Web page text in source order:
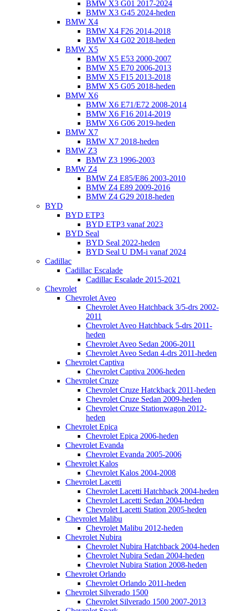
BMW X3 G01 2017-2024
BMW X3 G45 2024-heden
BMW X4
BMW X4 F26 2014-2018
BMW X4 G02 2018-heden
BMW X5
BMW X5 E53 2000-2007
BMW X5 E70 2006-2013
BMW X5 F15 2013-2018
BMW X5 G05 2018-heden
BMW X6
BMW X6 E71/E72 2008-2014
BMW X6 F16 2014-2019
BMW X6 G06 2019-heden
BMW X7
BMW X7 2018-heden
BMW Z3
BMW Z3 1996-2003
BMW Z4
BMW Z4 E85/E86 2003-2010
BMW Z4 E89 2009-2016
BMW Z4 G29 2018-heden
BYD
BYD ETP3
BYD ETP3 vanaf 2023
BYD Seal
BYD Seal 2022-heden
BYD Seal U DM-i vanaf 2024
Cadillac
Cadillac Escalade
Cadillac Escalade 2015-2021
Chevrolet
Chevrolet Aveo
Chevrolet Aveo Hatchback 3/5-drs 2002-
2011
Chevrolet Aveo Hatchback 5-drs 2011-
heden
Chevrolet Aveo Sedan 2006-2011
Chevrolet Aveo Sedan 4-drs 2011-heden
Chevrolet Captiva
Chevrolet Captiva 2006-heden
Chevrolet Cruze
Chevrolet Cruze Hatckback 2011-heden
Chevrolet Cruze Sedan 2009-heden
Chevrolet Cruze Stationwagon 2012-
heden
Chevrolet Epica
Chevrolet Epica 2006-heden
Chevrolet Evanda
Chevrolet Evanda 2005-2006
Chevrolet Kalos
Chevrolet Kalos 2004-2008
Chevrolet Lacetti
Chevrolet Lacetti Hatchback 2004-heden
Chevrolet Lacetti Sedan 2004-heden
Chevrolet Lacetti Station 2005-heden
Chevrolet Malibu
Chevrolet Malibu 2012-heden
Chevrolet Nubira
Chevrolet Nubira Hatchback 2004-heden
Chevrolet Nubira Sedan 2004-heden
Chevrolet Nubira Station 2008-heden
Chevrolet Orlando
Chevrolet Orlando 2011-heden
Chevrolet Silverado 1500
Chevrolet Silverado 1500 2007-2013